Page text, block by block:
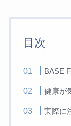
目次
BASE
健康が
実際に